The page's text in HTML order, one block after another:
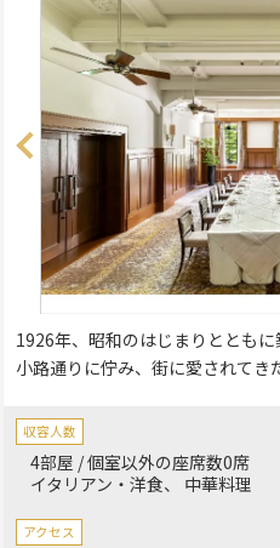
1926年、昭和のはじまりととも
小路通りに佇み、街に愛されてき
で重厚感溢れるインテリアと、ビ
モダンで洗練された会場でゲスト
します。
収容人数
4部屋 / 個室以外の座席数0席
イタリアン・洋食
中華料理
アクセス